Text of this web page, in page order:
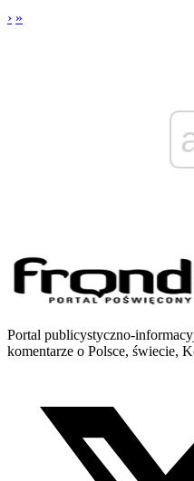
› »
Portal publicystyczno-
komentarze o Polsce, świecie,